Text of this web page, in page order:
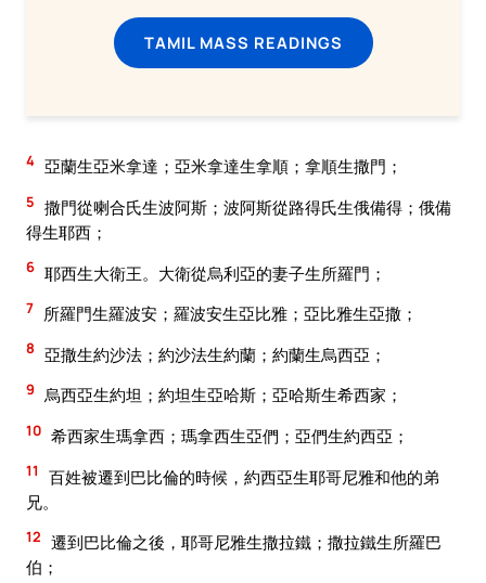
TAMIL MASS READINGS
4 亞蘭生亞米拿達；亞米拿達生拿順；拿順生撒門；
5 撒門從喇合氏生波阿斯；波阿斯從路得氏生俄備得；俄備
得生耶西；
6 耶西生大衛王。大衛從烏利亞的妻子生所羅門；
7 所羅門生羅波安；羅波安生亞比雅；亞比雅生亞撒；
8 亞撒生約沙法；約沙法生約蘭；約蘭生烏西亞；
9 烏西亞生約坦；約坦生亞哈斯；亞哈斯生希西家；
10 希西家生瑪拿西；瑪拿西生亞們；亞們生約西亞；
11
百姓被遷到巴比倫的時候，約西亞生耶哥尼雅和他的弟
兄。
12 遷到巴比倫之後，耶哥尼雅生撒拉鐵；撒拉鐵生所羅巴
伯；